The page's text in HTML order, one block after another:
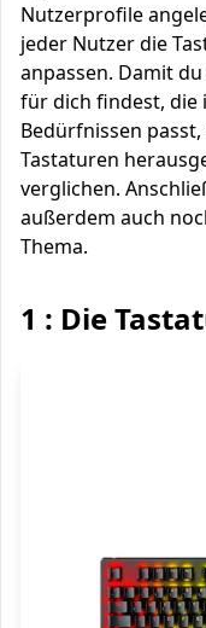
Nutzerprofile
jeder Nutzer die
anpassen. Damit
für dich findest, die
Bedürfnissen
Tastaturen
verglichen.
außerdem auch
Thema.
1 : Die